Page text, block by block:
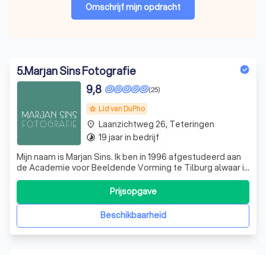
Omschrijf mijn opdracht
5.Marjan Sins Fotografie
grade Lid van DuPho
(25)
9,8
Mijn naam is Marjan Sins. Ik ben in 1996 afgestudeerd aan
de Academie voor Beeldende Vorming te Tilburg alwaar ik
fotografie studeerde. Tijdens mijn afstuderen legde ik al
de nadruk op dat het nooit stopt bij enkel het nemen van
een foto, dat na het nemen ook een heel proces ontluikt.
Soms kun je m
Beschikbaarheid
Prijsopgave
place Laanzichtweg 26, Teteringen
timelapse 19 jaar in bedrijf